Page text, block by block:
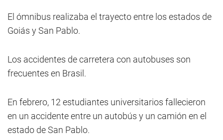
El ómnibus realizaba el trayecto entre los estados de
Goiás y San Pablo.
Los accidentes de carretera con autobuses son
frecuentes en Brasil.
En febrero, 12 estudiantes universitarios fallecieron
en un accidente entre un autobús y un camión en el
estado de San Pablo.